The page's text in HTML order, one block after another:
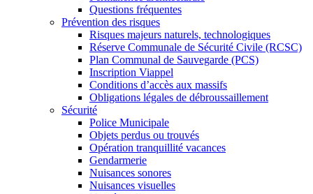
Questions fréquentes
Prévention des risques
Risques majeurs naturels, technologiques
Réserve Communale de Sécurité Civile (RCSC)
Plan Communal de Sauvegarde (PCS)
Inscription Viappel
Conditions d’accès aux massifs
Obligations légales de débroussaillement
Sécurité
Police Municipale
Objets perdus ou trouvés
Opération tranquillité vacances
Gendarmerie
Nuisances sonores
Nuisances visuelles